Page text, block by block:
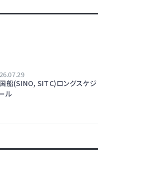
船(SINO, SITC)ロングスケジ
ル